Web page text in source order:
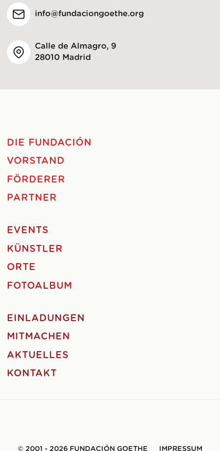
info@fundaciongoethe.org
Calle de Almagro, 9
28010 Madrid
DIE FUNDACIÓN
VORSTAND
FÖRDERER
PARTNER
EVENTS
KÜNSTLER
ORTE
FOTOALBUM
EINLADUNGEN
MITMACHEN
AKTUELLES
KONTAKT
© 2001 - 2026 FUNDACIÓN GOETHE IMPRESSUM